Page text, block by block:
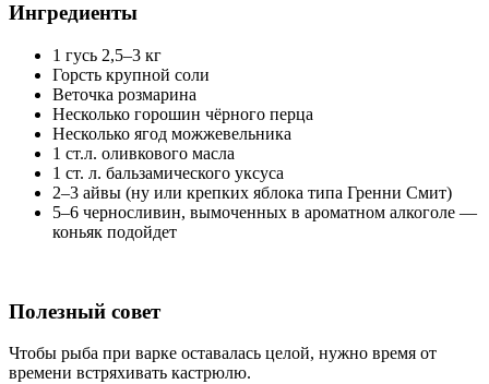
Ингредиенты
1 гусь 2,5–3 кг
Горсть крупной соли
Веточка розмарина
Несколько горошин чёрного перца
Несколько ягод можжевельника
1 ст.л. оливкового масла
1 ст. л. бальзамического уксуса
2–3 айвы (ну или крепких яблока типа Гренни Смит)
5–6 черносливин, вымоченных в ароматном алкоголе —
коньяк подойдет
Полезный совет
Чтобы рыба при варке оставалась целой, нужно время от
времени встряхивать кастрюлю.